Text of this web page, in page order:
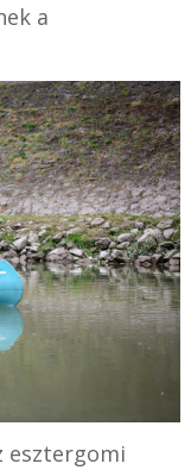
a
esztergomi